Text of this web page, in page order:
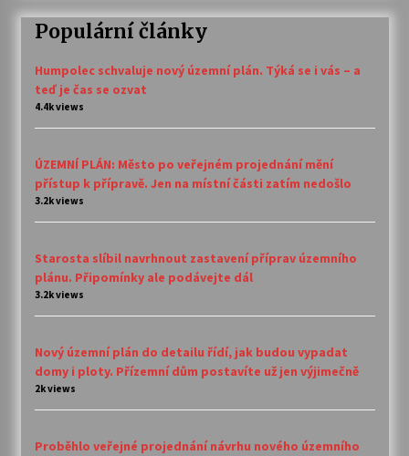
Populární články
Humpolec schvaluje nový územní plán. Týká se i vás – a
teď je čas se ozvat
4.4k views
ÚZEMNÍ PLÁN: Město po veřejném projednání mění
přístup k přípravě. Jen na místní části zatím nedošlo
3.2k views
Starosta slíbil navrhnout zastavení příprav územního
plánu. Připomínky ale podávejte dál
3.2k views
Nový územní plán do detailu řídí, jak budou vypadat
domy i ploty. Přízemní dům postavíte už jen výjimečně
2k views
Proběhlo veřejné projednání návrhu nového územního